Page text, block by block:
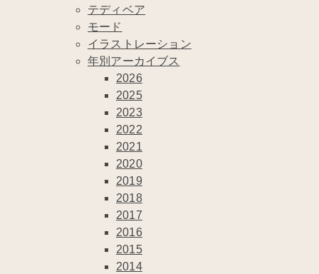
テディベア
モード
イラストレーション
年別アーカイブス
2026
2025
2023
2022
2021
2020
2019
2018
2017
2016
2015
2014